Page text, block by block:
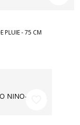
PLUIE - 75 CM